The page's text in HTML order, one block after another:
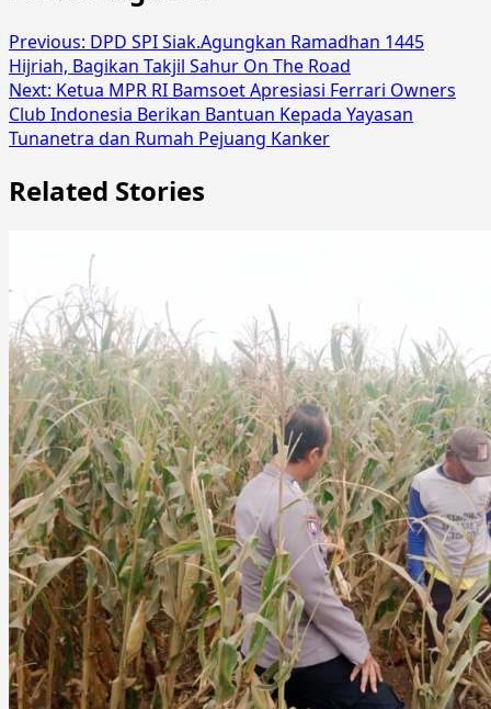
Previous: DPD SPI Siak.Agungkan Ramadhan 1445
Hijriah, Bagikan Takjil Sahur On The Road
Next: Ketua MPR RI Bamsoet Apresiasi Ferrari Owners
Club Indonesia Berikan Bantuan Kepada Yayasan
Tunanetra dan Rumah Pejuang Kanker
Related Stories